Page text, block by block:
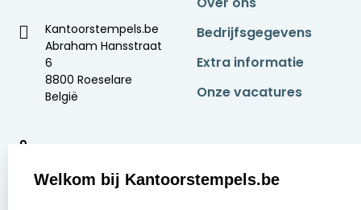
Kantoorstempels.be
Abraham Hansstraat
6
8800 Roeselare
België
9
Bedrijfsgegevens
Extra informatie
Onze vacatures
Welkom bij Kantoorstempels.be